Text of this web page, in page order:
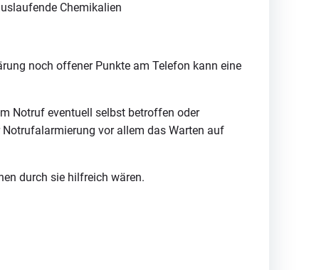
Chemikalien
noch offener Punkte am Telefon kann eine
Notruf eventuell selbst betroffen oder
vor allem das Warten auf
durch sie hilfreich wären.